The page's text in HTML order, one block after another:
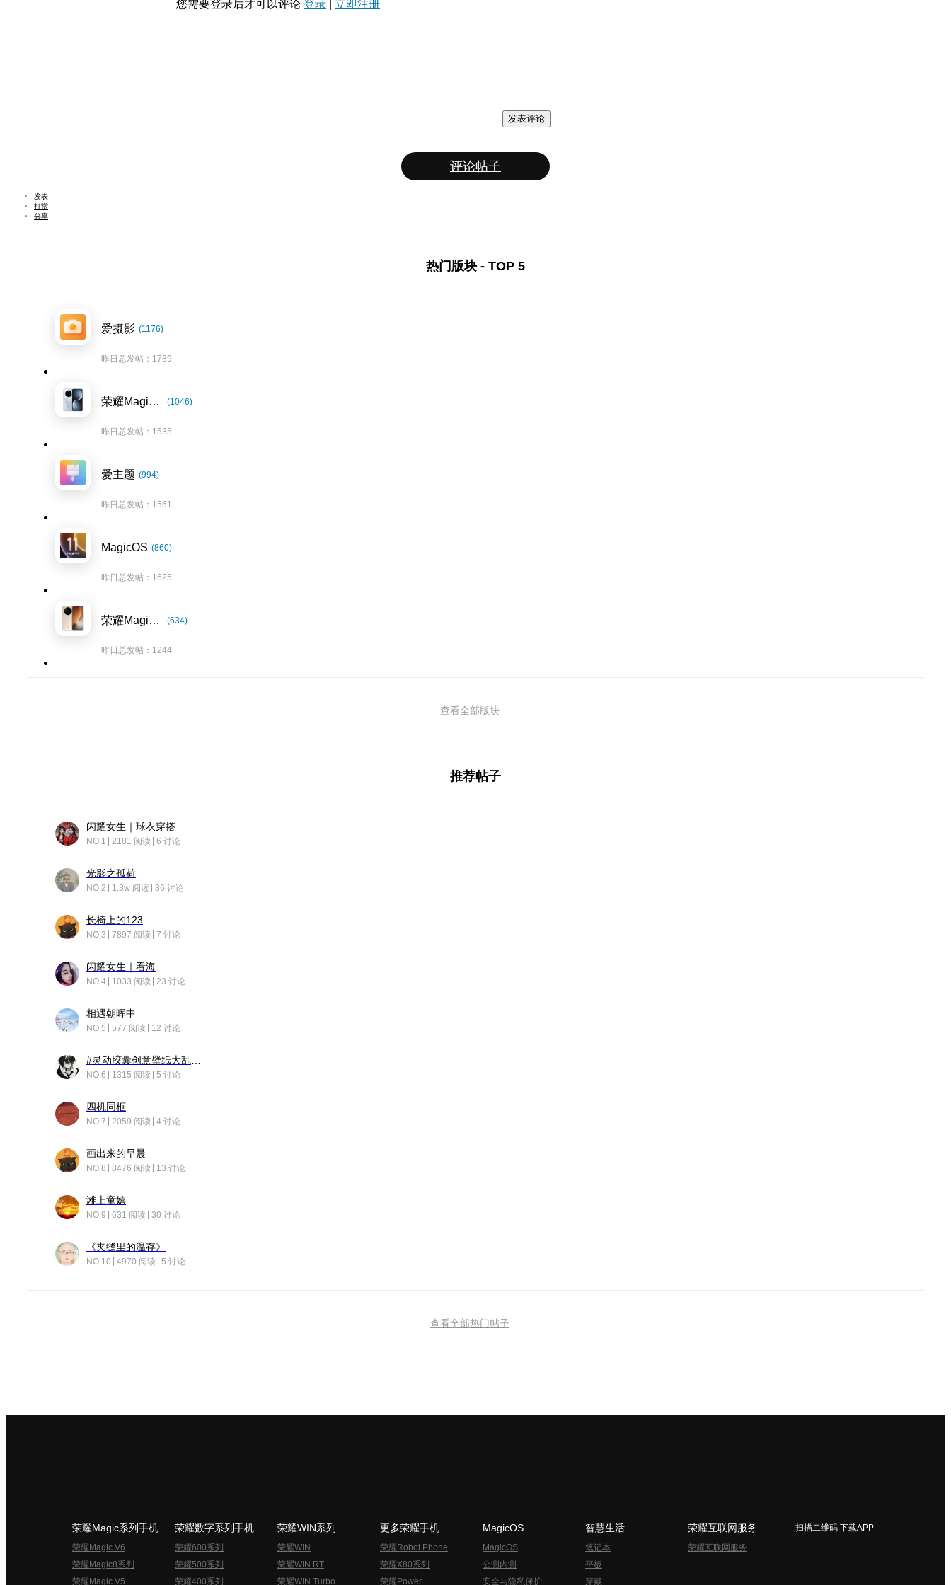
您需要登录后才可以评论 登录 立即注册
发表评论
评论帖子
发表
打赏
分享
热门版块 - TOP 5
爱摄影 (1176)
昨日总发帖：1789
荣耀Magic7系列 (1046)
昨日总发帖：1535
爱主题 (994)
昨日总发帖：1561
MagicOS (860)
昨日总发帖：1625
荣耀Magic8系列 (634)
昨日总发帖：1244
查看全部版块
推荐帖子
闪耀女生｜球衣穿搭
NO.1 2181 阅读 6 讨论
光影之孤荷
NO.2 1.3w 阅读 36 讨论
长椅上的123
NO.3 7897 阅读 7 讨论
闪耀女生｜看海
NO.4 1033 阅读 23 讨论
相遇朝晖中
NO.5 577 阅读 12 讨论
NO.6 1315 阅读 5 讨论
四机同框
NO.7 2059 阅读 4 讨论
画出来的早晨
NO.8 8476 阅读 13 讨论
滩上童嬉
NO.9 631 阅读 30 讨论
《夹缝里的温存》
NO.10 4970 阅读 5 讨论
查看全部热门帖子
荣耀Magic系列手机
荣耀Magic V6
荣耀Magic8系列
荣耀Magic V5
荣耀数字系列手机
荣耀600系列
荣耀500系列
荣耀400系列
荣耀WIN系列
荣耀WIN
荣耀WIN RT
荣耀WIN Turbo
更多荣耀手机
荣耀Robot Phone
荣耀X80系列
荣耀Power
MagicOS
MagicOS
公测内测
安全与隐私保护
智慧生活
笔记本
平板
穿戴
荣耀互联网服务
荣耀互联网服务
扫描二维码 下载APP